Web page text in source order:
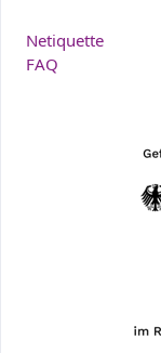
Netiquette
FAQ